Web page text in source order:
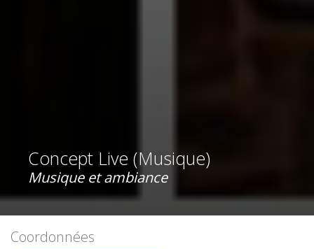
Concept Live (Musique)
Musique et ambiance
Coordonnées